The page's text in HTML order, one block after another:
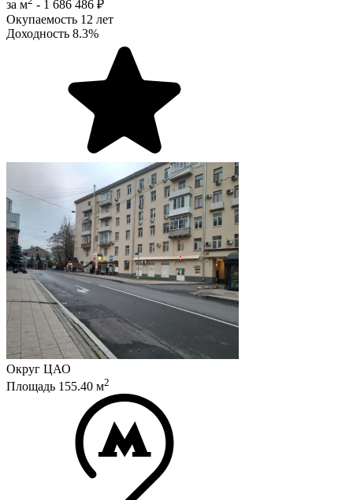
за м - 1 686 486 ₽
Окупаемость 12 лет
Доходность 8.3%
Округ ЦАО
Площадь 155.40 м2